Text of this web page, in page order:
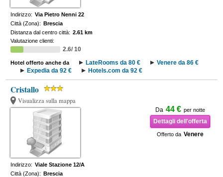
Indirizzo: Via Pietro Nenni 22
Città (Zona): Brescia
Distanza dal centro città: 2.61 km
Valutazione clienti:
2.6/ 10
Hotel offerto anche da LateRooms da 80 €
Venere da 86 €
Expedia da 92 €
Hotels.com da 92 €
Cristallo
Visualizza sulla mappa
Da 44 € per notte
Dettagli dell'offerta
Offerto da Venere
Indirizzo: Viale Stazione 12/A
Città (Zona): Brescia